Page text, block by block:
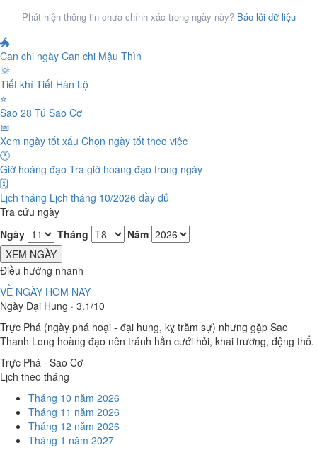
Phát hiện thông tin chưa chính xác trong ngày này? Báo lỗi dữ liệu
🐲
Can chi ngày Can chi Mậu Thìn
🌞
Tiết khí Tiết Hàn Lộ
⭐
Sao 28 Tú Sao Cơ
📅
Xem ngày tốt xấu Chọn ngày tốt theo việc
🕐
Giờ hoàng đạo Tra giờ hoàng đạo trong ngày
🗓️
Lịch tháng Lịch tháng 10/2026 đầy đủ
Tra cứu ngày
Ngày
Tháng
Năm
XEM NGÀY
Điều hướng nhanh
VỀ NGÀY HÔM NAY
Ngày Đại Hung · 3.1/10
Trực Phá (ngày phá hoại - đại hung, kỵ trăm sự) nhưng gặp Sao
Thanh Long hoàng đạo nên tránh hẳn cưới hỏi, khai trương, động thổ.
Trực Phá · Sao Cơ
Lịch theo tháng
Tháng 10 năm 2026
Tháng 11 năm 2026
Tháng 12 năm 2026
Tháng 1 năm 2027